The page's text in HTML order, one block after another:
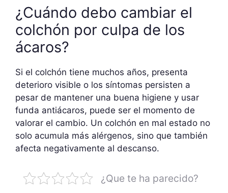
¿Cuándo debo cambiar el
colchón por culpa de los
ácaros?
Si el colchón tiene muchos años, presenta
deterioro visible o los síntomas persisten a
pesar de mantener una buena higiene y usar
funda antiácaros, puede ser el momento de
valorar el cambio. Un colchón en mal estado no
solo acumula más alérgenos, sino que también
afecta negativamente al descanso.
¿Que te ha parecido?